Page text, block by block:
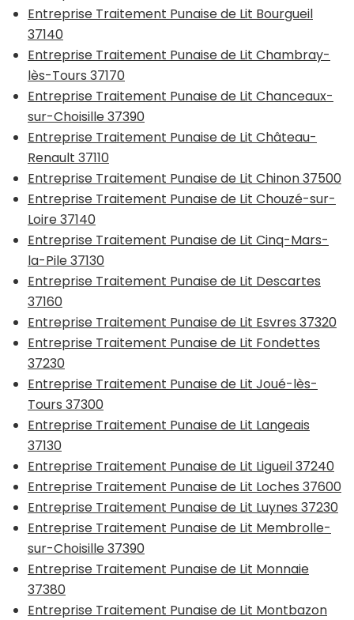
Entreprise Traitement Punaise de Lit Bourgueil
37140
Entreprise Traitement Punaise de Lit Chambray-
lès-Tours 37170
Entreprise Traitement Punaise de Lit Chanceaux-
sur-Choisille 37390
Entreprise Traitement Punaise de Lit Château-
Renault 37110
Entreprise Traitement Punaise de Lit Chinon 37500
Entreprise Traitement Punaise de Lit Chouzé-sur-
Loire 37140
Entreprise Traitement Punaise de Lit Cinq-Mars-
la-Pile 37130
Entreprise Traitement Punaise de Lit Descartes
37160
Entreprise Traitement Punaise de Lit Esvres 37320
Entreprise Traitement Punaise de Lit Fondettes
37230
Entreprise Traitement Punaise de Lit Joué-lès-
Tours 37300
Entreprise Traitement Punaise de Lit Langeais
37130
Entreprise Traitement Punaise de Lit Ligueil 37240
Entreprise Traitement Punaise de Lit Loches 37600
Entreprise Traitement Punaise de Lit Luynes 37230
Entreprise Traitement Punaise de Lit Membrolle-
sur-Choisille 37390
Entreprise Traitement Punaise de Lit Monnaie
37380
Entreprise Traitement Punaise de Lit Montbazon